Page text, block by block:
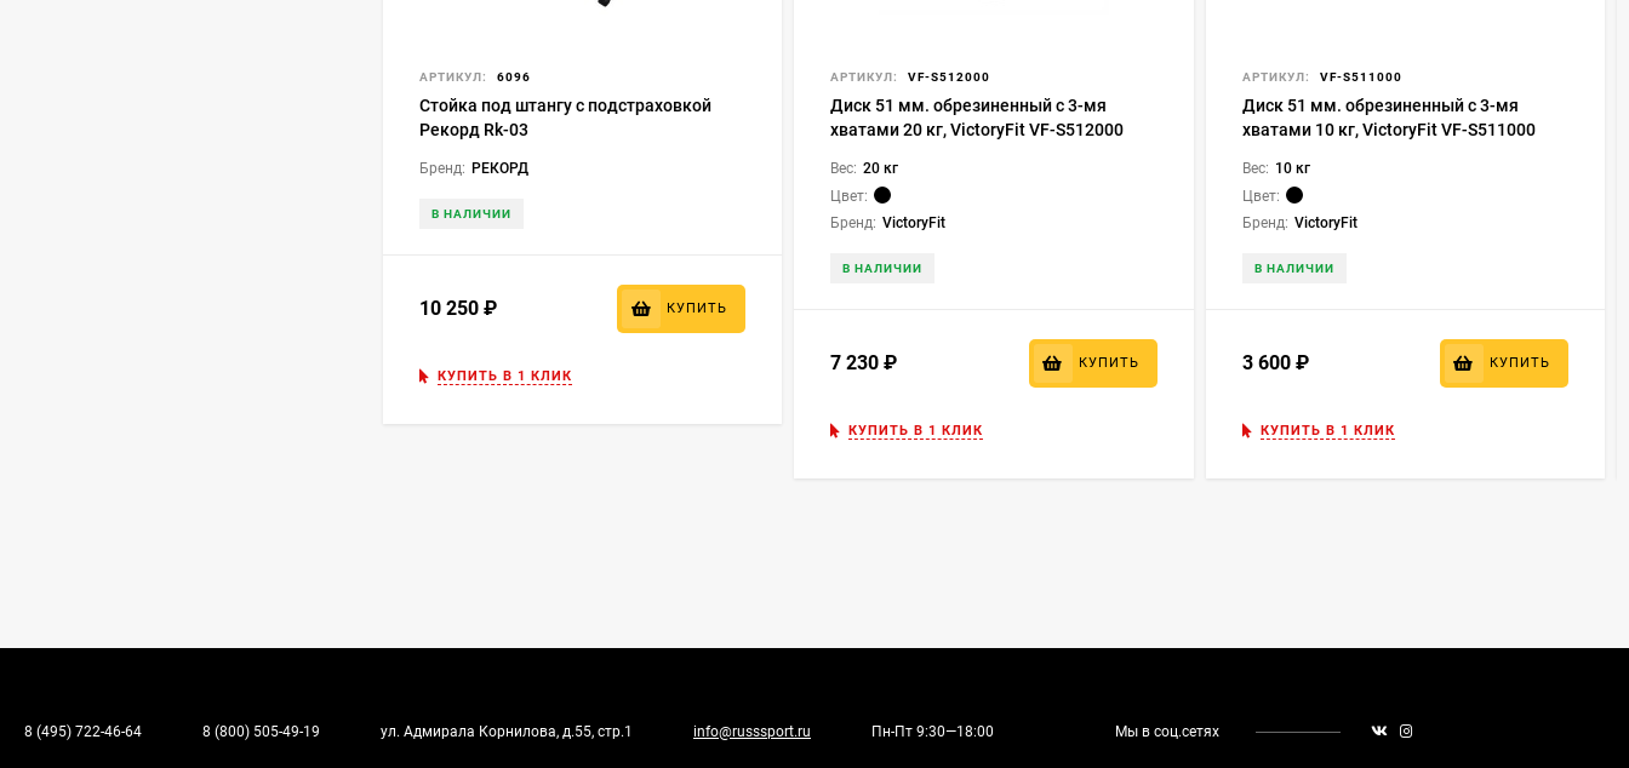
АРТИКУЛ: 6096
Стойка под штангу с подстраховкой
Рекорд Rk-03
Бренд: РЕКОРД
В НАЛИЧИИ
10 250 КУПИТЬ
КУПИТЬ В 1 КЛИК
АРТИКУЛ: VF-S512000
Диск 51 мм. обрезиненный с 3-мя
хватами 20 кг, VictoryFit VF-S512000
Вес: 20 кг
Цвет:
Бренд: VictoryFit
В НАЛИЧИИ
7 230 КУПИТЬ
КУПИТЬ В 1 КЛИК
АРТИКУЛ: VF-S511000
Диск 51 мм. обрезиненный с 3-мя
хватами 10 кг, VictoryFit VF-S511000
Вес: 10 кг
Цвет:
Бренд: VictoryFit
В НАЛИЧИИ
3 600 ₽ КУПИТЬ
КУПИТЬ В 1 КЛИК
8 (495) 722-46-64 8 (800) 505-49-19 ул. Адмирала Корнилова, д.55, стр.1 info@russsport.ru Пн-Пт 9:30—18:00 Мы в соц.сетях